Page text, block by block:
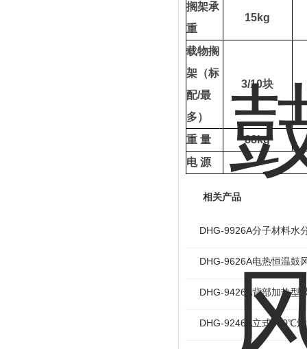
搁架承
重
15kg
载物搁
架（标
配/最
多）
3/10块
重 量
88kg
电 源
相关产品
DHG-9926A分子材料水
DHG-9626A电热恒温鼓
DHG-9426A背部加热型
DHG-9246A立式300℃